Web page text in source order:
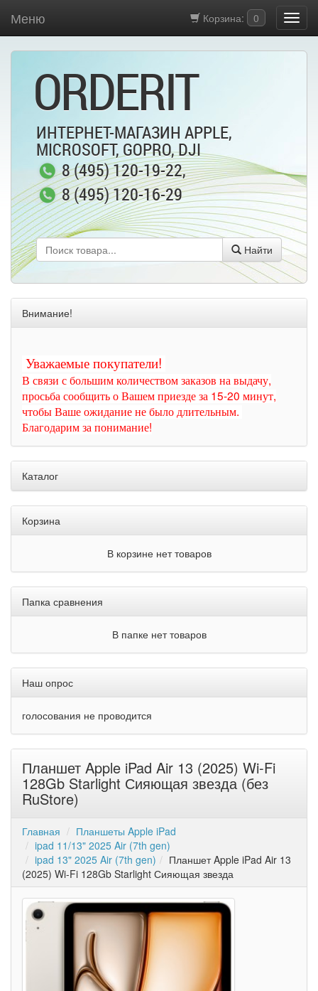
Корзина: 0
Меню
ORDERIT
ИНТЕРНЕТ-МАГАЗИН APPLE,
MICROSOFT, GOPRO, DJI
8 (495) 120-19-22,
8 (495) 120-16-29
Найти
Внимание!
Уважаемые покупатели!
В связи с большим количеством заказов на выдачу,
просьба сообщить о Вашем приезде за 15-20 минут,
чтобы Ваше ожидание не было длительным.
Благодарим за понимание!
Каталог
Корзина
В корзине нет товаров
Папка сравнения
В папке нет товаров
Наш опрос
голосования не проводится
Планшет Apple iPad Air 13 (2025) Wi-Fi
128Gb Starlight Сияющая звезда (без
RuStore)
Главная
Планшеты Apple iPad
ipad 11/13" 2025 Air (7th gen)
ipad 13" 2025 Air (7th gen)
Планшет Apple iPad Air 13
(2025) Wi-Fi 128Gb Starlight Сияющая звезда